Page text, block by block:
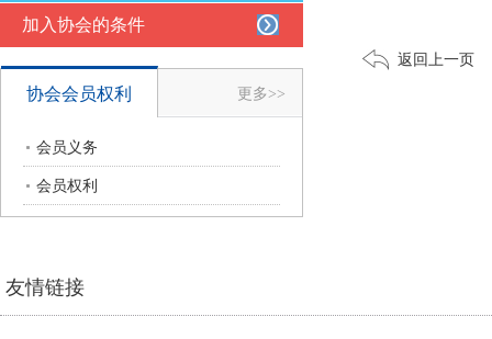
加入协会的条件
协会会员权利 更多>>
会员义务
会员权利
返回上一页
友情链接